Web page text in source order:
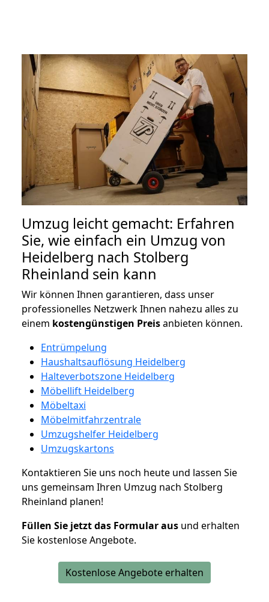
Umzug leicht gemacht: Erfahren
Sie, wie einfach ein Umzug von
Heidelberg nach Stolberg
Rheinland sein kann
Wir können Ihnen garantieren, dass unser
professionelles Netzwerk Ihnen nahezu alles zu
einem kostengünstigen Preisanbieten können.
Entrümpelung
Haushaltsauflösung Heidelberg
Halteverbotszone Heidelberg
Möbellift Heidelberg
Möbeltaxi
Möbelmitfahrzentrale
Umzugshelfer Heidelberg
Umzugskartons
Kontaktieren Sie uns noch heute und lassen Sie
uns gemeinsam Ihren Umzug nach Stolberg
Rheinland planen!
Füllen Sie jetzt das Formular aus und erhalten
Sie kostenlose Angebote.
Kostenlose Angebote erhalten